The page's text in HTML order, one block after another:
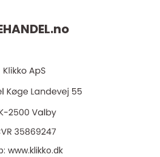
no
www.klikko.dk